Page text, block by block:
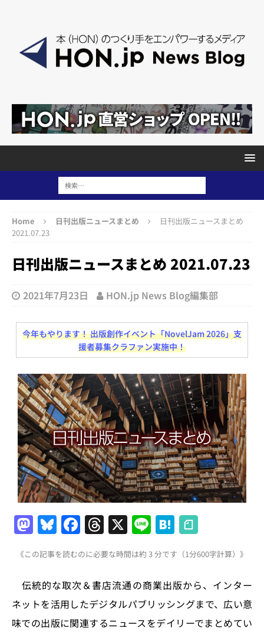
Home 日刊出版ニュースまとめ
日刊出版ニュースまとめ
2021.07.23
日刊出版ニュースまとめ 2021.07.23
2021年7月23日 HON.jp News Blog編集部
今年もやります！ 出版創作イベント「NovelJam 2026」支
援者募集クラファン実施中！
M
a
st
o
d
o
Bl
u
e
s
k
y
F
a
c
e
b
o
T
h
re
a
d
s
X Li
n
e
H
at
e
n
a
《この記事を読むのに必要な時間は約 3 分です（1分600字計算）》
伝統的な取次＆書店流通の商業出版から、インター
ネットを活用したデジタルパブリッシングまで、広い意
味での出版に関連するニュースをデイリーでまとめてい